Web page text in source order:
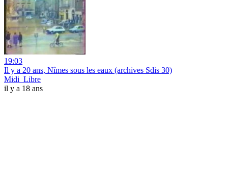
19:03
Il y a 20 ans, Nîmes sous les eaux (archives Sdis 30)
Midi_Libre
il y a 18 ans